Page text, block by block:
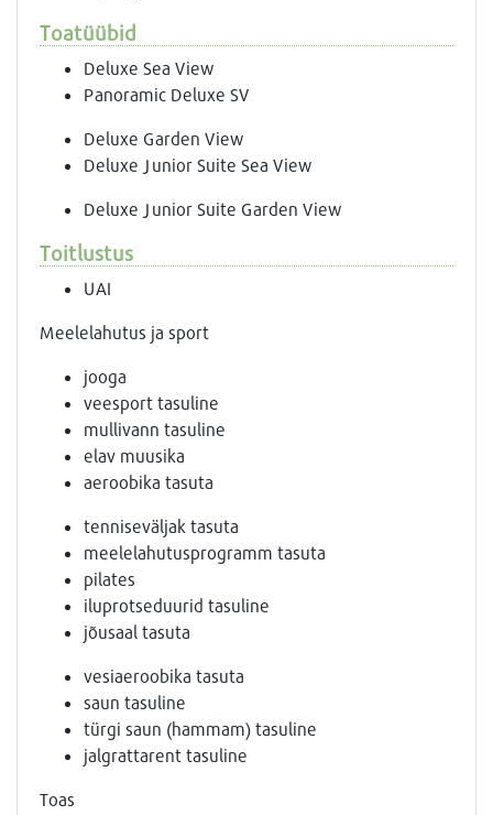
Toatüübid
Deluxe Sea View
Panoramic Deluxe SV
Deluxe Garden View
Deluxe Junior Suite Sea View
Deluxe Junior Suite Garden View
Toitlustus
UAI
Meelelahutus ja sport
jooga
veesport tasuline
mullivann tasuline
elav muusika
aeroobika tasuta
tenniseväljak tasuta
meelelahutusprogramm tasuta
pilates
iluprotseduurid tasuline
jõusaal tasuta
vesiaeroobika tasuta
saun tasuline
türgi saun (hammam) tasuline
jalgrattarent tasuline
Toas